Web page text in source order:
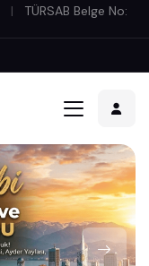
|
TÜRSAB Belge No: